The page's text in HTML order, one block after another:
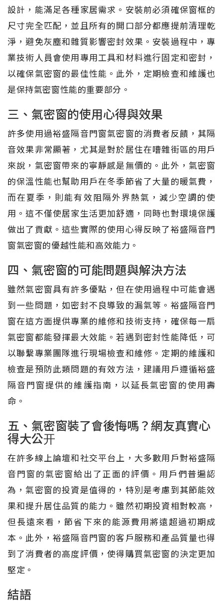
設計，能滿足各種家居需求。安裝前必須確保窗框的
尺寸完全匹配，並且所有的開口部分都應提前清理乾
淨，避免灰塵和雜質影響密封效果。安裝過程中，專
業技術人員會使用專用工具和材料進行固定和密封，
以確保氣密窗的最佳性能。此外，定期檢查和維護也
是保持氣密窗性能的重要部分。
三、氣密窗的使用心得與效果
許多使用過裕盛隔音門窗氣密窗的消費者反饋，其隔
音效果非常顯著，尤其是對於居住在嘈雜街區的用戶
來說，氣密窗帶來的寧靜感是無價的。此外，氣密窗
的保溫性能也幫助用戶在冬季節省了大量的暖氣費，
而在夏季，則能有效阻隔外界熱氣，減少空調的使
用。這不僅使居家生活更加舒適，同時也對環境保護
做出了貢獻。這些實際的使用心得反映了裕盛隔音門
窗氣密窗的優越性能和高效能力。
四、氣密窗的可能問題與解決方法
雖然氣密窗具有許多優點，但在使用過程中可能會遇
到一些問題，如密封不良導致的漏氣等。裕盛隔音門
窗在這方面提供專業的維修和技術支持，確保每一扇
氣密窗都能發揮最大效能。若遇到密封性能降低，可
以聯繫專業團隊進行現場檢查和維修。定期的維護和
檢查是預防此類問題的有效方法，建議用戶遵循裕盛
隔音門窗提供的維護指南，以延長氣密窗的使用壽
命。
五、氣密窗裝了會後悔嗎？網友真實心
得大公开
在許多線上論壇和社交平台上，大多數用戶對裕盛隔
音門窗的氣密窗給出了正面的評價。用戶們普遍認
為，氣密窗的投資是值得的，特別是考慮到其節能效
果和提升居住品質的能力。雖然初期投資相對較高，
但長遠來看，節省下來的能源費用將遠超過初期成
本。此外，裕盛隔音門窗的客戶服務和產品質量也得
到了消費者的高度評價，使得購買氣密窗的決定更加
堅定。
結語